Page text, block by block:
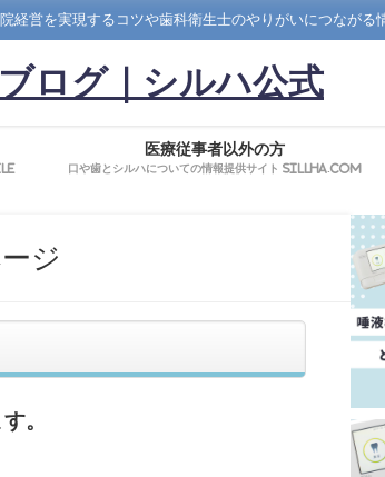
経営を実現するコツや歯科衛生士のやりがいにつながる
ログ｜シルハ公式
医療従事者以外の方
口や歯とシルハについての情報提供サイト SillHa.com
ジ
。